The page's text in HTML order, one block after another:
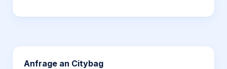
Anfrage an Citybag